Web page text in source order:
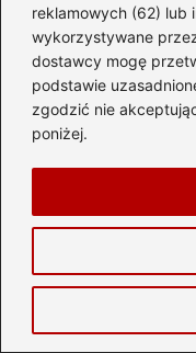
reklamowych (62) lub
wykorzystywane
dostawcy mogę
podstawie
zgodzić nie
poniżej.
Nazwa*